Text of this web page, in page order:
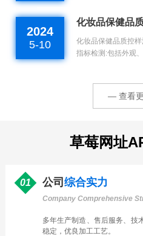
控样品
2024
5-10
化妆品保健品
化妆品保健品质控样
指标检测:包括外观、
— 查看
草莓网址
01 公司 综合实力
Company Comprehensive
多年生产制造、售后服务
稳定，优良 加工工艺。